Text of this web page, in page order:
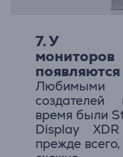
7. У
создателей
время были
Display
прежде